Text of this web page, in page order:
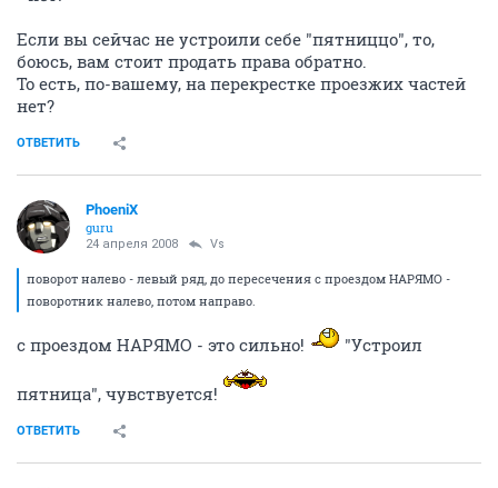
Если вы сейчас не устроили себе "пятниццо", то,
боюсь, вам стоит продать права обратно.
То есть, по-вашему, на перекрестке проезжих частей
нет?
ОТВЕТИТЬ
PhoeniX
guru
24 апреля 2008 Vs
поворот налево - левый ряд, до пересечения с проездом НАРЯМО -
поворотник налево, потом направо.
с проездом НАРЯМО - это сильно! "Устроил
пятница", чувствуется!
ОТВЕТИТЬ